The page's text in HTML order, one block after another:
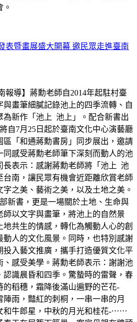
表暨畫展盛大開幕 邀民眾走進臺南
報導】蔣勳老師自2014年起駐村臺
與畫筆細膩記錄池上的四季流轉、自
為新作「池上 池上」。配合新書出
自7月25日起於臺南文化中心演藝廳
區「和通蔣勳書房」同步展出，邀請
同感受蔣勳老師筆下深刻而動人的池
長表示：感謝蔣勳老師將「池上 池
台南，讓民眾有機會近距離欣賞老師
之美、藝術之美，以及土地之美。
新書，更是一場關於土地、生命與
師以文字與畫筆，將池上的自然景
共生的情感，轉化為觸動人心的創
動人的文化風景。同時，也特別感謝
投入藝文推廣，攜手打造優質文化平
、感受美學。蔣勳老師表示：謝謝池
認識晨昏和四季。驚蟄時的雷聲，春
的稻穗，霜降後滿山遍野的芒花-
雨，豔紅的刺桐，一串一串的月
和牛郎星，中秋的月光和桂花-⋯⋯